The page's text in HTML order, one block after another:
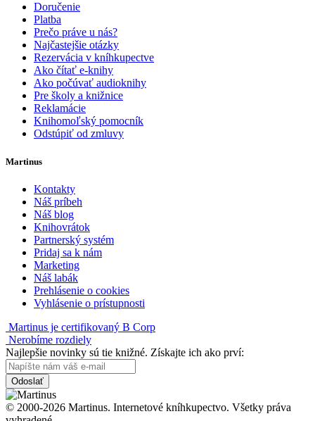
Doručenie
Platba
Prečo práve u nás?
Najčastejšie otázky
Rezervácia v kníhkupectve
Ako čítať e-knihy
Ako počúvať audioknihy
Pre školy a knižnice
Reklamácie
Knihomoľský pomocník
Odstúpiť od zmluvy
Martinus
Kontakty
Náš príbeh
Náš blog
Knihovrátok
Partnerský systém
Pridaj sa k nám
Marketing
Náš labák
Prehlásenie o cookies
Vyhlásenie o prístupnosti
Martinus je certifikovaný B Corp
Nerobíme rozdiely
Najlepšie novinky sú tie knižné. Získajte ich ako prví:
Odoslať
© 2000-2026 Martinus. Internetové kníhkupectvo. Všetky práva